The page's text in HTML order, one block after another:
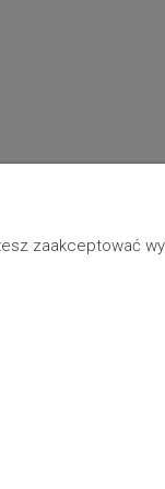
zaakceptować